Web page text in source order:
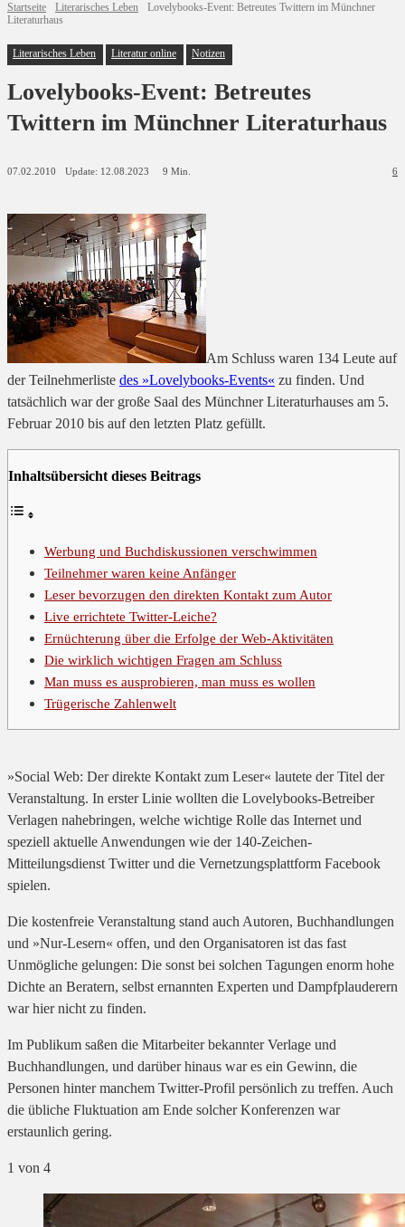
Startseite Literarisches Leben
Lovelybooks-Event: Betreutes Twittern im Münchner
Literaturhaus
Literarisches Leben Literatur online Notizen
Lovelybooks-Event: Betreutes
Twittern im Münchner Literaturhaus
07.02.2010 Update: 12.08.2023 9 Min. 6
Am Schluss waren 134 Leute auf
der Teilnehmerliste des »Lovelybooks-Events« zu finden. Und
tatsächlich war der große Saal des Münchner Literaturhauses am 5.
Februar 2010 bis auf den letzten Platz gefüllt.
Inhaltsübersicht dieses Beitrags
Werbung und Buchdiskussionen verschwimmen
Teilnehmer waren keine Anfänger
Leser bevorzugen den direkten Kontakt zum Autor
Live errichtete Twitter-Leiche?
Ernüchterung über die Erfolge der Web-Aktivitäten
Die wirklich wichtigen Fragen am Schluss
Man muss es ausprobieren, man muss es wollen
Trügerische Zahlenwelt
»Social Web: Der direkte Kontakt zum Leser« lautete der Titel der
Veranstaltung. In erster Linie wollten die Lovelybooks-Betreiber
Verlagen nahebringen, welche wichtige Rolle das Internet und
speziell aktuelle Anwendungen wie der 140-Zeichen-
Mitteilungsdienst Twitter und die Vernetzungsplattform Facebook
spielen.
Die kostenfreie Veranstaltung stand auch Autoren, Buchhandlungen
und »Nur-Lesern« offen, und den Organisatoren ist das fast
Unmögliche gelungen: Die sonst bei solchen Tagungen enorm hohe
Dichte an Beratern, selbst ernannten Experten und Dampfplauderern
war hier nicht zu finden.
Im Publikum saßen die Mitarbeiter bekannter Verlage und
Buchhandlungen, und darüber hinaus war es ein Gewinn, die
Personen hinter manchem Twitter-Profil persönlich zu treffen. Auch
die übliche Fluktuation am Ende solcher Konferenzen war
erstaunlich gering.
1 von 4